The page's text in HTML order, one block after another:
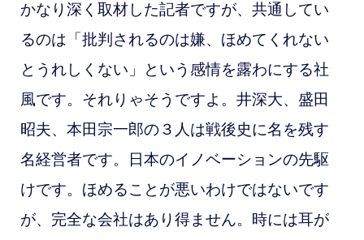
かなり深く取材した記者ですが、共通してい
るのは「批判されるのは嫌、ほめてくれない
とうれしくない」という感情を露わにする社
風です。それりゃそうですよ。井深大、盛田
昭夫、本田宗一郎の３人は戦後史に名を残す
名経営者です。日本のイノベーションの先駆
けです。ほめることが悪いわけではないです
が、完全な会社はあり得ません。時には耳が